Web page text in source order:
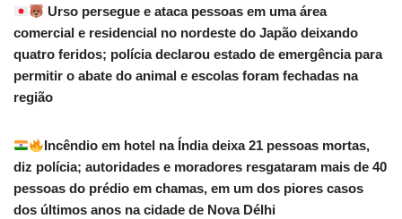
Urso persegue e ataca pessoas em uma área
comercial e residencial no nordeste do Japão deixando
quatro feridos; polícia declarou estado de emergência para
permitir o abate do animal e escolas foram fechadas na
região
Incêndio em hotel na Índia deixa 21 pessoas mortas,
diz polícia; autoridades e moradores resgataram mais de 40
pessoas do prédio em chamas, em um dos piores casos
dos últimos anos na cidade de Nova Délhi